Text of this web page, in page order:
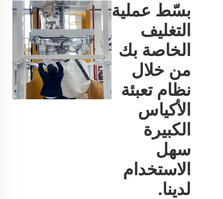
بسّط عملية
التغليف
الخاصة بك
من خلال
نظام تعبئة
الأكياس
الكبيرة
سهل
الاستخدام
لدينا.